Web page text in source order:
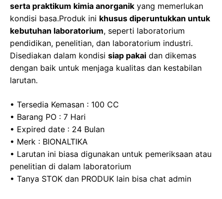
serta praktikum kimia anorganik yang memerlukan
kondisi basa.Produk ini khusus diperuntukkan untuk
kebutuhan laboratorium, seperti laboratorium
pendidikan, penelitian, dan laboratorium industri.
Disediakan dalam kondisi siap pakai dan dikemas
dengan baik untuk menjaga kualitas dan kestabilan
larutan.
• Tersedia Kemasan : 100 CC
• Barang PO : 7 Hari
• Expired date : 24 Bulan
• Merk : BIONALTIKA
• Larutan ini biasa digunakan untuk pemeriksaan atau
penelitian di dalam laboratorium
• Tanya STOK dan PRODUK lain bisa chat admin